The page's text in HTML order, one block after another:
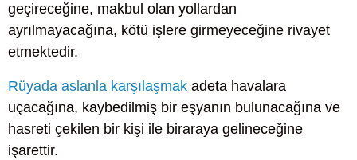
geçireceğine, makbul olan yollardan
ayrılmayacağına, kötü işlere girmeyeceğine rivayet
etmektedir.
Rüyada aslanla karşılaşmak adeta havalara
uçacağına, kaybedilmiş bir eşyanın bulunacağına ve
hasreti çekilen bir kişi ile biraraya gelineceğine
işarettir.